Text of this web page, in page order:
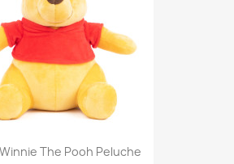
The Pooh Peluche